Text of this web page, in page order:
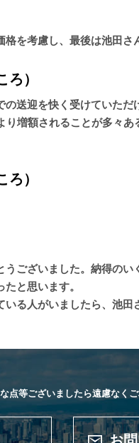
を考慮し、最後は池田さ
）
送迎を快く受けていただ
り増額されることが多々
）
ございました。納得のい
と思います。
る人がいましたら、池
点等ございましたら遠慮なく